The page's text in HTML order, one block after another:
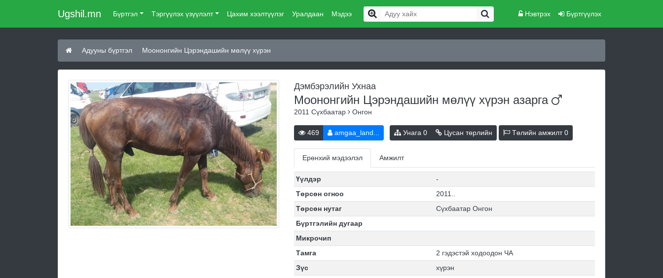
Ugshil.mn Бүртгэл Тэргүүлэх үзүүлэлт Цахим хээлтүүлэг Уралдаан Мэдээ Нэвтрэх Бүртгүүлэх
Адууны бүртгэл Моононгийн Цэрэндашийн мөлүү хүрэн
Дэмбэрэлийн Ухнаа
Моононгийн Цэрэндашийн мөлүү хүрэн азарга
2011 Сүхбаатар Онгон
469 amgaa_land... Унага 0 Цусан төрлийн Төлийн амжилт0
Ерөнхий мэдээлэл Амжилт
Үүлдэр
-
Төрсөн огноо
2011..
Төрсөн нутаг
Сүхбаатар Онгон
Бүртгэлийн дугаар
Микрочип
Тамга
2 гэдэстэй ходоодон ЧА
Зүс
хүрэн